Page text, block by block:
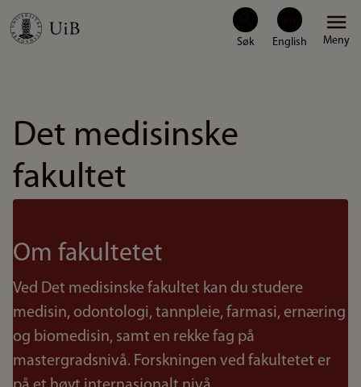
Hopp
Meny
Det medisinske
fakultet
Om fakultetet
Ved Det medisinske fakultet kan du studere
medisin, odontologi, tannpleie, farmasi, ernæring
og biomedisin, samt en rekke fag på
mastergradsnivå. Forskningen ved fakultetet er